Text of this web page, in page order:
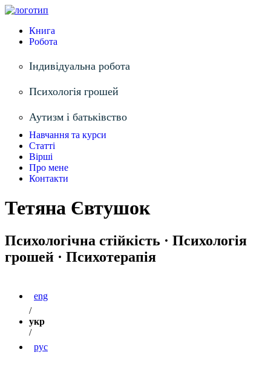
Книга
Робота
Індивідуальна робота
Психологія грошей
Аутизм і батьківство
Навчання та курси
Статті
Вірші
Про мене
Контакти
Тетяна Євтушок
Психологічна стійкість · Психологія
грошей · Психотерапія
eng
/
укр
/
рус